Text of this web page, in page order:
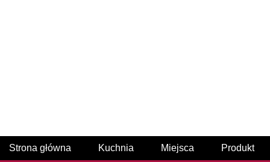
Strona główna Kuchnia Miejsca Produkt